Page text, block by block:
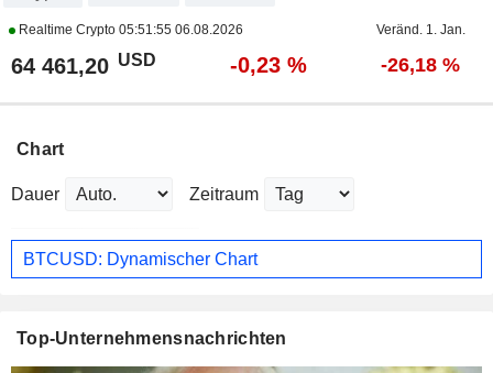
Realtime Crypto 05:51:55 06.08.2026 Veränd. 1. Jan.
64 461,20 USD -0,23 % -26,18 %
Chart
Dauer Zeitraum
BTCUSD: Dynamischer Chart
Top-Unternehmensnachrichten